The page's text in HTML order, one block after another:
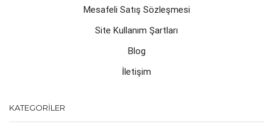
Mesafeli Satış Sözleşmesi
Site Kullanım Şartları
Blog
İletişim
KATEGORILER